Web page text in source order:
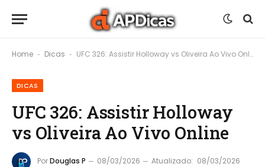
Home - Dicas - UFC 326: Assistir Holloway vs Oliveira Ao Vivo Online
DICAS
UFC 326: Assistir Holloway
vs Oliveira Ao Vivo Online
PorDouglas P 08/03/2026 Atualizado: 08/03/2026